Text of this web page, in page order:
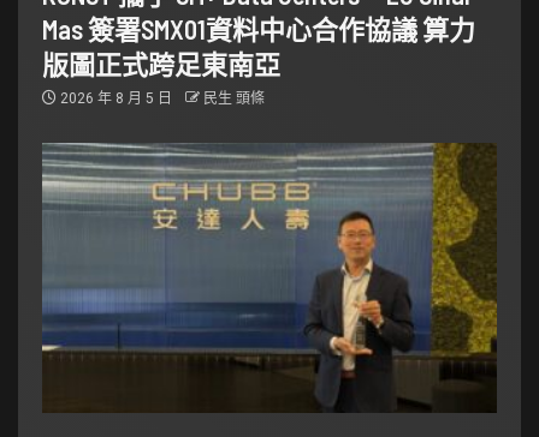
Mas 簽署SMX01資料中心合作協議 算力
版圖正式跨足東南亞
2026 年 8 月 5 日 民生 頭條